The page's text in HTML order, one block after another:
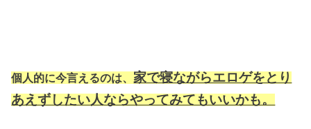
個人的に今言えるのは、 家で寝ながらエロゲをとり
あえずしたい人ならやってみてもいいかも。